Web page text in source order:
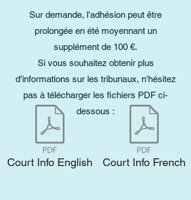
Sur demande, l'adhésion peut être
prolongée en été moyennant un
supplément de 100 €.
Si vous souhaitez obtenir plus
d'informations sur les tribunaux, n'hésitez
pas à télécharger les fichiers PDF ci-
dessous :
Court Info English Court Info French